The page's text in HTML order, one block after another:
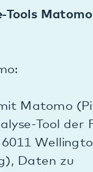
heutzutage
die
wird.